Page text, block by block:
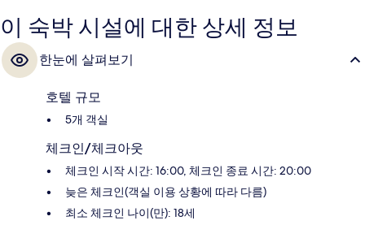
이 숙박 시설에 대한 상세 정보
한눈에 살펴보기
호텔 규모
5개 객실
체크인/체크아웃
체크인 시작 시간: 16:00, 체크인 종료 시간: 20:00
늦은 체크인(객실 이용 상황에 따라 다름)
최소 체크인 나이(만): 18세